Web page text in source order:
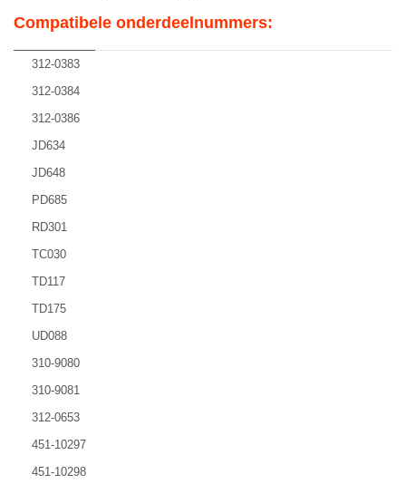
Compatibele onderdeelnummers:
312-0383
312-0384
312-0386
JD634
JD648
PD685
RD301
TC030
TD117
TD175
UD088
310-9080
310-9081
312-0653
451-10297
451-10298